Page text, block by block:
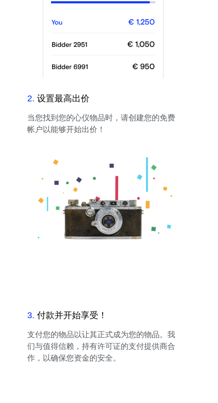
2. 设置最高出价
当您找到您的心仪物品时，请创建您的免费
帐户以能够开始出价！
3. 付款并开始享受！
支付您的物品以让其正式成为您的物品。我
们与值得信赖，持有许可证的支付提供商合
作，以确保您资金的安全。